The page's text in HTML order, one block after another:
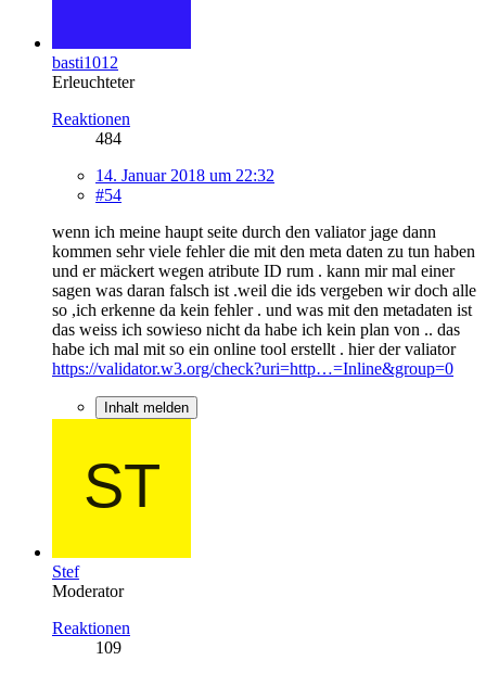
basti1012
Erleuchteter
Reaktionen
484
14. Januar 2018 um 22:32
#54
wenn ich meine haupt seite durch den valiator jage dann
kommen sehr viele fehler die mit den meta daten zu tun haben
und er mäckert wegen atribute ID rum . kann mir mal einer
sagen was daran falsch ist .weil die ids vergeben wir doch alle
so ,ich erkenne da kein fehler . und was mit den metadaten ist
das weiss ich sowieso nicht da habe ich kein plan von .. das
habe ich mal mit so ein online tool erstellt . hier der valiator
https://validator.w3.org/check?uri=http…=Inline&group=0
Inhalt melden
Stef
Moderator
Reaktionen
109